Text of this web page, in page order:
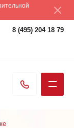
8 (495) 204 18 79